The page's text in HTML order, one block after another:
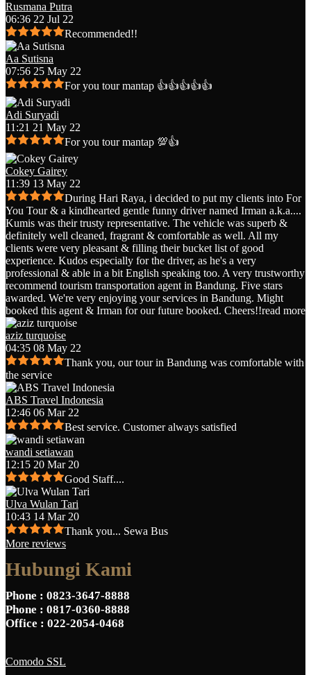
Rusmana Putra
06:36 22 Jul 22
Recommended!!
Aa Sutisna
07:56 25 May 22
For you tour mantap 👍👍👍👍👍
Adi Suryadi
11:21 21 May 22
For you tour mantap 💯👍
Cokey Gairey
11:39 13 May 22
During Hari Raya, i decided to put my clients into For
You Tour & a kindhearted gentle funny driver named Irman a.k.a....
Kumis was their trusty representative. The vehicle was superb &
definitely well cleaned, fragrant & comfortable as well. All my
clients were very pleasant & filling their bucket list of good
experience. Kudos especially for the driver, as he's a very
professional & able in a bit English speaking too. A very trustworthy
recommend tourism transportation agent in Bandung. Five stars
awarded. We're very enjoying your services in Bandung. Might
booked this agent & Irman for our future booked. Cheers!!read more
aziz turquoise
04:35 08 May 22
Thank you, our tour in Bandung was comfortable with
the service
ABS Travel Indonesia
12:46 06 Mar 22
Best service. Customer always satisfied
wandi setiawan
12:15 20 Mar 20
Good Staff....
Ulva Wulan Tari
10:43 14 Mar 20
Thank you... Sewa Bus
More reviews
Hubungi Kami
Phone : 0823-3647-8888
Phone : 0817-0360-8888
Office : 022-2054-0468
Comodo SSL